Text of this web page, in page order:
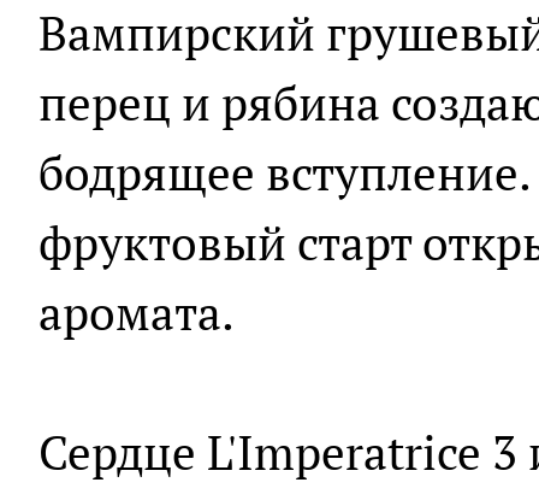
Вампирский
перец и рябина
бодрящее
фруктовый старт
аромата.
Сердце L'Imperatrice 3